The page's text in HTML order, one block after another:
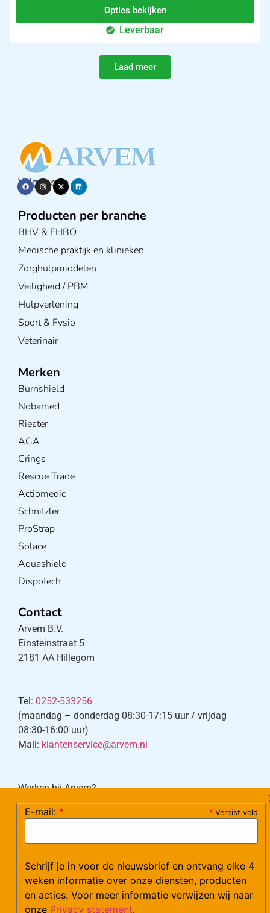
Opties bekijken
Leverbaar
Laad meer
Volg ons op
Producten per branche
BHV & EHBO
Medische praktijk en klinieken
Zorghulpmiddelen
Veiligheid / PBM
Hulpverlening
Sport & Fysio
Veterinair
Merken
Burnshield
Nobamed
Riester
AGA
Crings
Rescue Trade
Actiomedic
Schnitzler
ProStrap
Solace
Aquashield
Dispotech
Contact
Arvem B.V.
Einsteinstraat 5
2181 AA Hillegom
Tel: 0252-533256
(maandag – donderdag 08:30-17:15 uur / vrijdag
08:30-16:00 uur)
Mail: klantenservice@arvem.nl
Werken bij Arvem?
Bekijk hier onze vacatures.
Verzendkosten en LeveringAlgemene voorwaarden
* Vereist veld
E-mail: *
Schrijf je in voor de nieuwsbrief en ontvang elke 4
weken informatie over onze diensten, producten
en acties. Voor meer informatie verwijzen wij naar
onze Privacy statement.